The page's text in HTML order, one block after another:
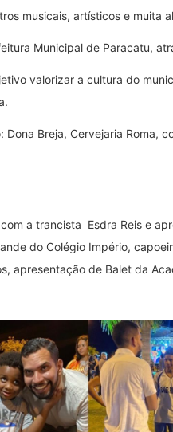
musicais, artísticos e muita
Municipal de Paracatu,
valorizar a cultura do
Dona Breja, Cervejaria Roma,
a trancista Esdra Reis e
do Colégio Império,
apresentação de Balet da